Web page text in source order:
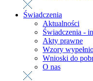
Świadczenia
Aktualności
Świadczenia -
Akty prawne
Wzory
Wnioski do
O nas